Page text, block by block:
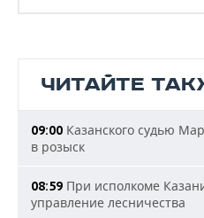
ЧИТАЙТЕ
09:00 Казанского судью
в розыск
08:59 При исполкоме
управление лесничества